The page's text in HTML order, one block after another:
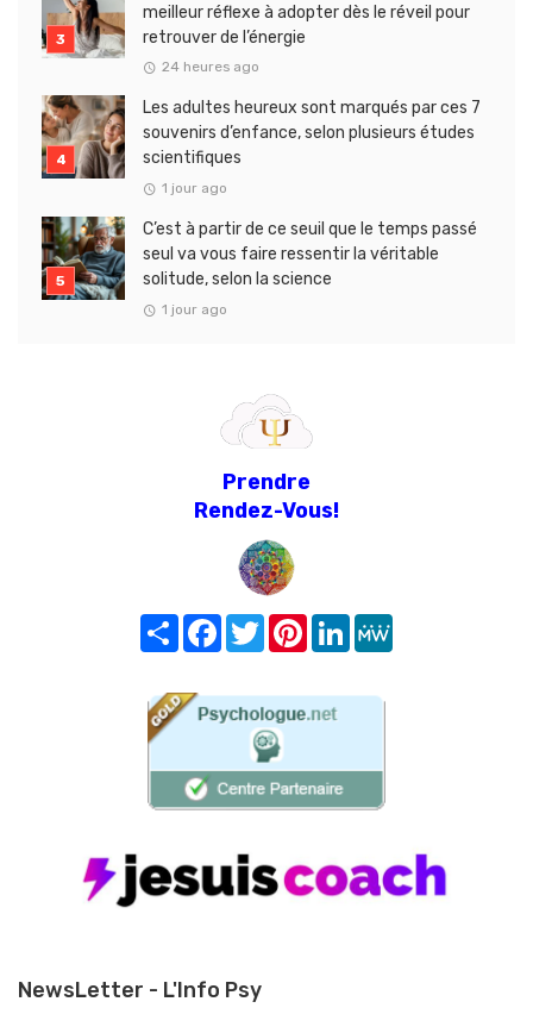
meilleur réflexe à adopter dès le réveil pour
retrouver de l’énergie
24 heures ago
Les adultes heureux sont marqués par ces 7
souvenirs d’enfance, selon plusieurs études
scientifiques
1 jour ago
C’est à partir de ce seuil que le temps passé
seul va vous faire ressentir la véritable
solitude, selon la science
1 jour ago
Prendre
Rendez-Vous!
Share FacebookTwitterPinterest
LinkedIn
NewsLetter - L'Info Psy